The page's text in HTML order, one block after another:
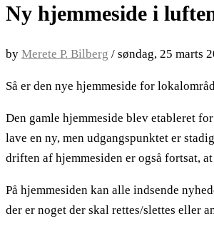
Ny hjemmeside i
by Merete P. Bilberg / søndag, 25 marts
Så er den nye hjemmeside for
Den gamle hjemmeside blev etableret
lave en ny, men udgangspunktet er
driften af hjemmesiden er også fortsat,
På hjemmesiden kan alle indsende
der er noget der skal rettes/slettes eller